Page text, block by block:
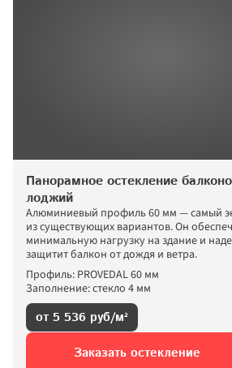
Панорамное остекление
лоджий
Алюминиевый профиль 60 мм — самый
из существующих вариантов. Он
минимальную нагрузку на здание и
защитит балкон от дождя и ветра.
Профиль: PROVEDAL 60 мм
Заполнение: стекло 4 мм
от 5 536 руб/м²
Заказать остекление